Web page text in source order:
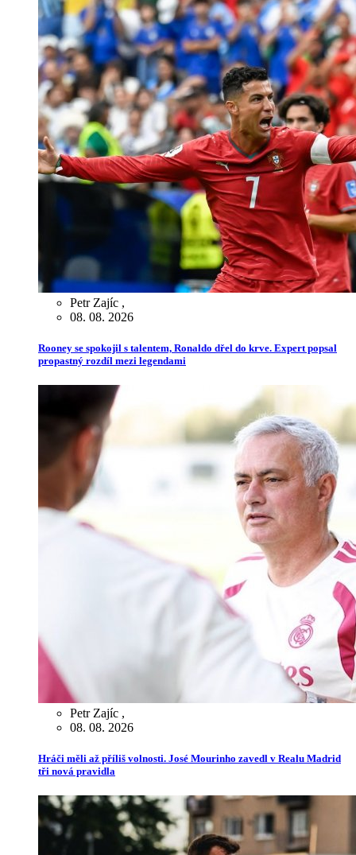
Petr Zajíc ,
08. 08. 2026
Rooney se spokojil s talentem, Ronaldo dřel do krve. Expert popsal
propastný rozdíl mezi legendami
Petr Zajíc ,
08. 08. 2026
Hráči měli až příliš volnosti. José Mourinho zavedl v Realu Madrid
tři nová pravidla